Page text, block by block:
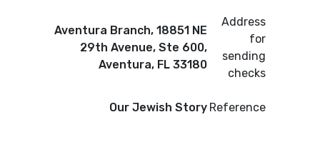
Address
for
sending
checks
Aventura Branch, 18851 NE
29th Avenue, Ste 600,
Aventura, FL 33180
Reference
Our Jewish Story